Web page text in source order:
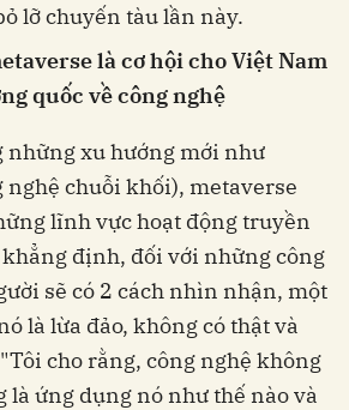
lỡ chuyến tàu lần này.
là cơ hội cho Việt Nam
quốc về công nghệ
những xu hướng mới như
chuỗi khối), metaverse
lĩnh vực hoạt động truyền
định, đối với những công
sẽ có 2 cách nhìn nhận, một
là lừa đảo, không có thật và
cho rằng, công nghệ không
là ứng dụng nó như thế nào và